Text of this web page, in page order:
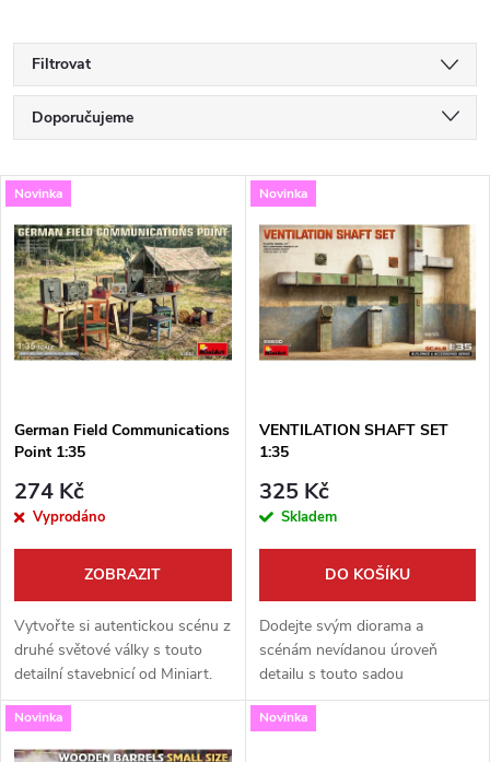
Filtrovat
Ř
a
z
e
n
p
r
o
d
u
k
Doporučujeme
Nejdražší
Nejprodávanější
Abecedně
V
ý
p
i
s
p
r
d
u
k
Novinka
German Field Communications
Point 1:35
274 Kč
Vyprodáno
ZOBRAZIT
Vytvořte si autentickou scénu z
druhé světové války s touto
detailní stavebnicí od Miniart.
Model německého polního
komunikačního stanoviště v
měřítku 1:35 obsahuje vše
Novinka
VENTILATION SHAFT SET
1:35
325 Kč
Skladem
DO KOŠÍKU
Dodejte svým diorama a
scénám nevídanou úroveň
detailu s touto sadou
ventilačních šachet od Miniart.
V měřítku 1:35 získáte
Novinka Novinka